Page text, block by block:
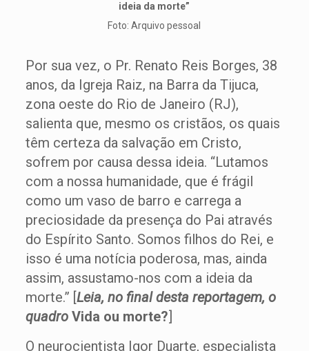
ideia da morte”
Foto: Arquivo pessoal
Por sua vez, o Pr. Renato Reis Borges, 38
anos, da Igreja Raiz, na Barra da Tijuca,
zona oeste do Rio de Janeiro (RJ),
salienta que, mesmo os cristãos, os quais
têm certeza da salvação em Cristo,
sofrem por causa dessa ideia. “Lutamos
com a nossa humanidade, que é frágil
como um vaso de barro e carrega a
preciosidade da presença do Pai através
do Espírito Santo. Somos filhos do Rei, e
isso é uma notícia poderosa, mas, ainda
assim, assustamo-nos com a ideia da
morte.” [Leia, no final desta reportagem, o
quadro Vida ou morte?]
O neurocientista Igor Duarte, especialista